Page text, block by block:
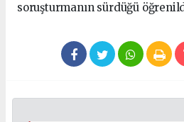
soruşturmanın sürdüğü